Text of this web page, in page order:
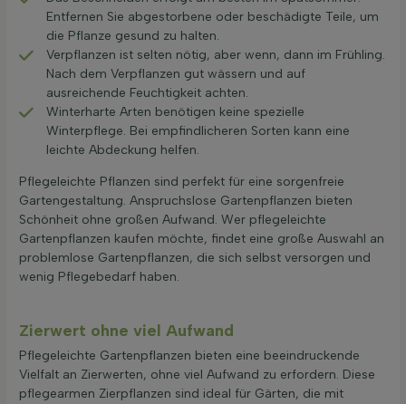
Entfernen Sie abgestorbene oder beschädigte Teile, um
die Pflanze gesund zu halten.
Verpflanzen ist selten nötig, aber wenn, dann im Frühling.
Nach dem Verpflanzen gut wässern und auf
ausreichende Feuchtigkeit achten.
Winterharte Arten benötigen keine spezielle
Winterpflege. Bei empfindlicheren Sorten kann eine
leichte Abdeckung helfen.
Pflegeleichte Pflanzen sind perfekt für eine sorgenfreie
Gartengestaltung. Anspruchslose Gartenpflanzen bieten
Schönheit ohne großen Aufwand. Wer pflegeleichte
Gartenpflanzen kaufen möchte, findet eine große Auswahl an
problemlose Gartenpflanzen, die sich selbst versorgen und
wenig Pflegebedarf haben.
Zierwert ohne viel Aufwand
Pflegeleichte Gartenpflanzen bieten eine beeindruckende
Vielfalt an Zierwerten, ohne viel Aufwand zu erfordern. Diese
pflegearmen Zierpflanzen sind ideal für Gärten, die mit